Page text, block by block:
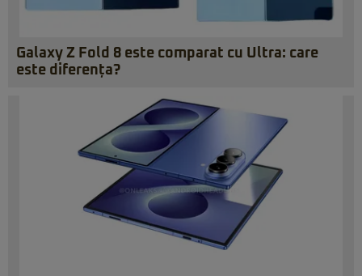
Galaxy Z Fold 8 este comparat cu Ultra: care
este diferența?